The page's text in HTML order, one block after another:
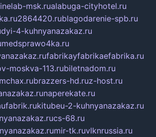
msk.rualabuga-cityhotel.ru
2864420.rublagodarenie-spb.ru
4-kuhnyanazakaz.ru
medsprawo4ka.ru
fabrikayfabrikaefabrika.ru
moskva-113.rubiletnadom.ru
brazzers-hd.ruz-host.ru
naperekate.ru
kitubeu-2-kuhnyanazakaz.ru
cs-68.ru
mir-tk.ruvlknrussia.ru